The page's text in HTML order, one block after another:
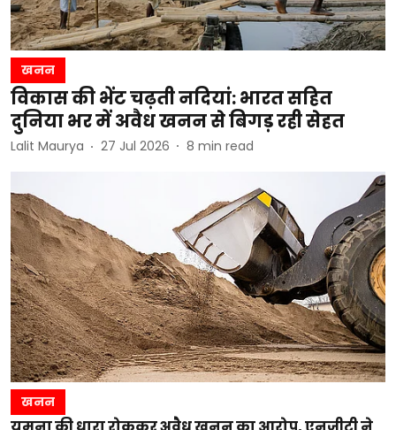
खनन
विकास की भेंट चढ़ती नदियां: भारत सहित
दुनिया भर में अवैध खनन से बिगड़ रही सेहत
Lalit Maurya 27 Jul 2026 8 min read
खनन